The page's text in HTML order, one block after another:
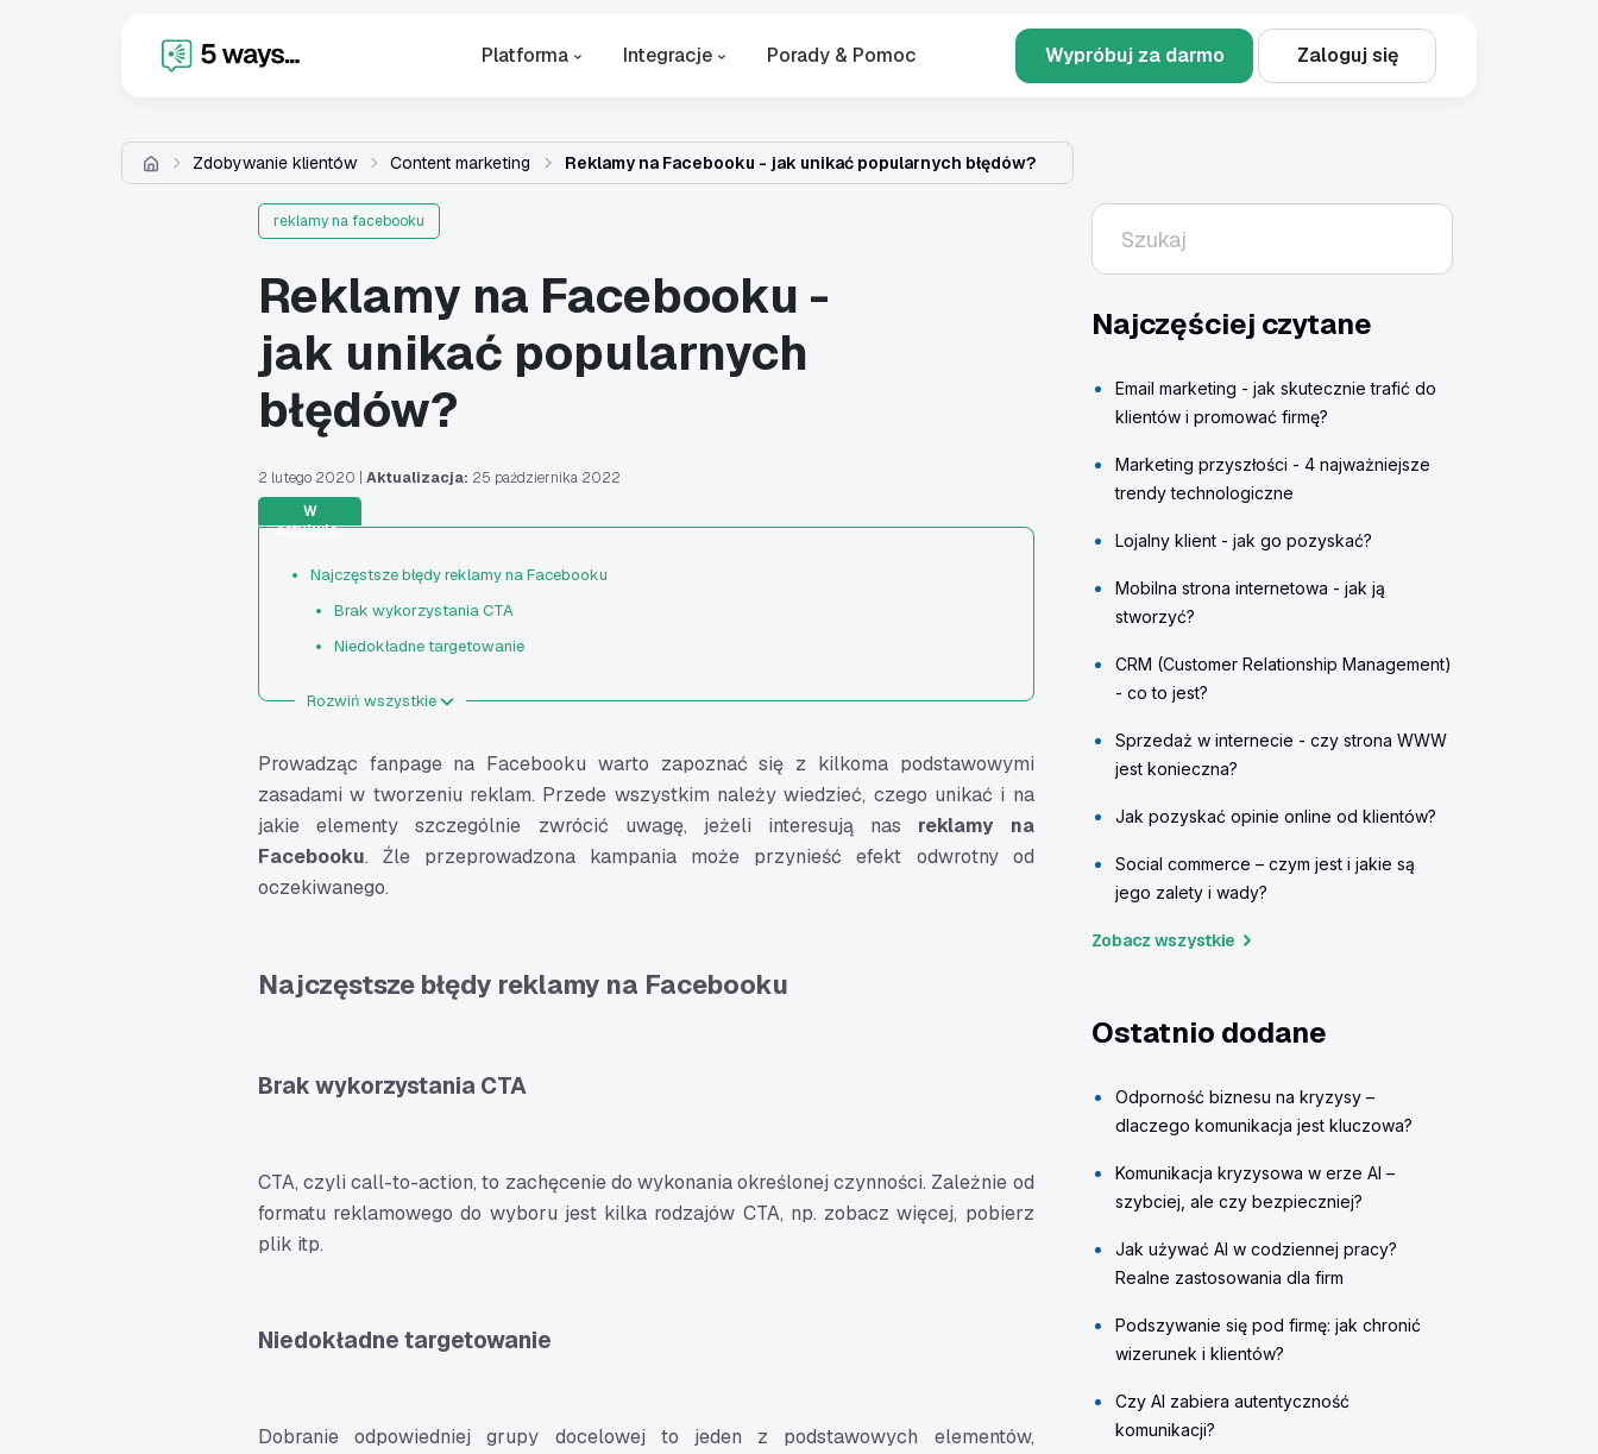
Platforma
Integracje Porady & Pomoc Wypróbuj za darmo Zaloguj się
Zdobywanie klientów Content marketing Reklamy na Facebooku - jak unikać popularnych błędów?
reklamy na facebooku
Reklamy na Facebooku -
jak unikać popularnych
błędów?
2 lutego 2020 Aktualizacja: 25 października 2022
W
artykule:
Najczęstsze błędy reklamy na Facebooku
Brak wykorzystania CTA
Niedokładne targetowanie
Niedopracowane teksty
Brak dalszej optymalizacji
Błędny link do strony
Błędy ortograficzne
Reklamy na Facebooku - podsumowanie
Rozwiń wszystkie
Prowadząc fanpage na Facebooku warto zapoznać się z kilkoma podstawowymi
zasadami w tworzeniu reklam. Przede wszystkim należy wiedzieć, czego unikać i na
jakie elementy szczególnie zwrócić uwagę, jeżeli interesują nas reklamy na
Facebooku. Źle przeprowadzona kampania może przynieść efekt odwrotny od
oczekiwanego.
Najczęstsze błędy reklamy na Facebooku
Brak wykorzystania CTA
CTA, czyli call-to-action, to zachęcenie do wykonania określonej czynności. Zależnie od
formatu reklamowego do wyboru jest kilka rodzajów CTA, np. zobacz więcej, pobierz
plik itp.
Niedokładne targetowanie
Dobranie odpowiedniej grupy docelowej to jeden z podstawowych elementów,
Najczęściej czytane
Email marketing - jak skutecznie trafić do
klientów i promować firmę?
Marketing przyszłości - 4 najważniejsze
trendy technologiczne
Lojalny klient - jak go pozyskać?
Mobilna strona internetowa - jak ją
stworzyć?
CRM (Customer Relationship Management)
- co to jest?
Sprzedaż w internecie - czy strona WWW
jest konieczna?
Jak pozyskać opinie online od klientów?
Social commerce – czym jest i jakie są
jego zalety i wady?
Zobacz wszystkie
Ostatnio dodane
Odporność biznesu na kryzysy –
dlaczego komunikacja jest kluczowa?
Komunikacja kryzysowa w erze AI –
szybciej, ale czy bezpieczniej?
Jak używać AI w codziennej pracy?
Realne zastosowania dla firm
Podszywanie się pod firmę: jak chronić
wizerunek i klientów?
Czy AI zabiera autentyczność
komunikacji?